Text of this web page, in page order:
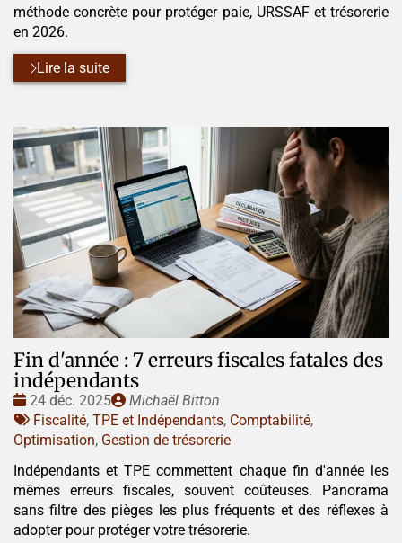
méthode concrète pour protéger paie, URSSAF et trésorerie
en 2026.
Lire la suite
Fin d'année : 7 erreurs fiscales fatales des
indépendants
Date
:
24 déc. 2025
Publié
par
Michaël Bitton
Tags
:
Fiscalité, TPE et Indépendants, Comptabilité,
Optimisation, Gestion de trésorerie
Indépendants et TPE commettent chaque fin d'année les
mêmes erreurs fiscales, souvent coûteuses. Panorama
sans filtre des pièges les plus fréquents et des réflexes à
adopter pour protéger votre trésorerie.